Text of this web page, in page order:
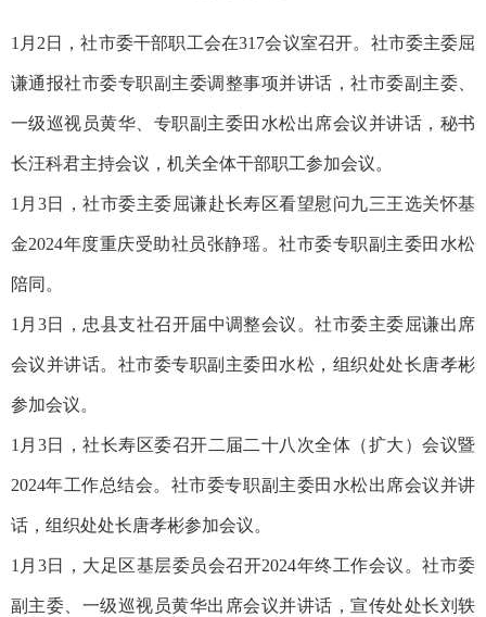
1月2日，社市委干部职工会在317会议室召开。社市委主委屈
谦通报社市委专职副主委调整事项并讲话，社市委副主委、
一级巡视员黄华、专职副主委田水松出席会议并讲话，秘书
长汪科君主持会议，机关全体干部职工参加会议。
1月3日，社市委主委屈谦赴长寿区看望慰问九三王选关怀基
金2024年度重庆受助社员张静瑶。社市委专职副主委田水松
陪同。
1月3日，忠县支社召开届中调整会议。社市委主委屈谦出席
会议并讲话。社市委专职副主委田水松，组织处处长唐孝彬
参加会议。
1月3日，社长寿区委召开二届二十八次全体（扩大）会议暨
2024年工作总结会。社市委专职副主委田水松出席会议并讲
话，组织处处长唐孝彬参加会议。
1月3日，大足区基层委员会召开2024年终工作会议。社市委
副主委、一级巡视员黄华出席会议并讲话，宣传处处长刘轶